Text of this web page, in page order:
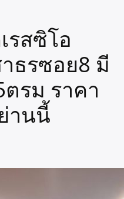
รสซิโอ
ธรซอย8 มี
รม ราคา
านนี้